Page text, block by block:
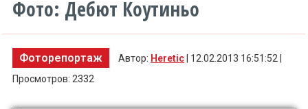
Фото: Дебют Коутиньо
Фоторепортаж Автор: Heretic | 12.02.2013 16:51:52 |
Просмотров: 2332